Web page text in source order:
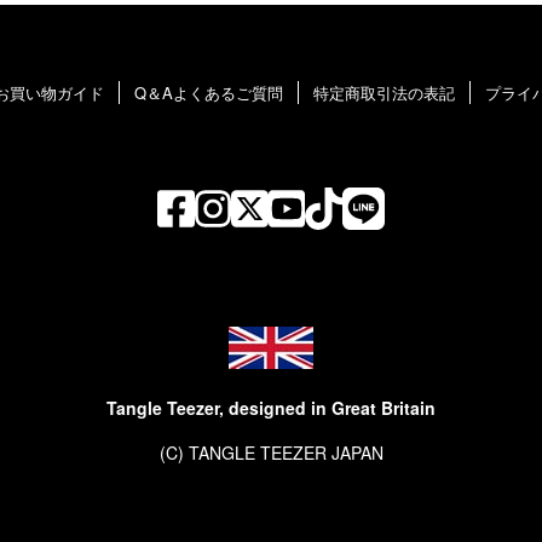
買い物ガイド Q＆Aよくあるご質問 特定商取引法の表記 プライ
Tangle Teezer, designed in Great Britain
(C) TANGLE TEEZER JAPAN